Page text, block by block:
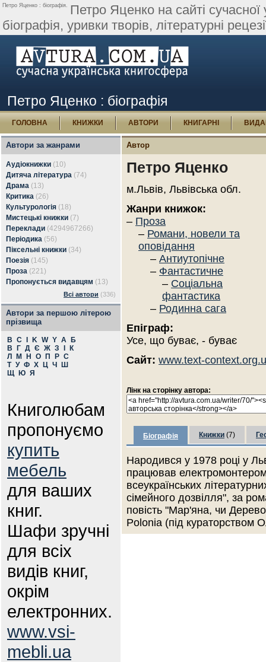
Петро Яценко : біографія. Петро Яценко на сайті сучасної
біографія, уривки творів, літературні
Петро Яценко : біографія
ГОЛОВНА КНИЖКИ АВТОРИ КНИГАРНІ
Автори за жанрами
Аудіокнижки (10)
Дитяча література (74)
Драма (13)
Критика (26)
Культурологія (18)
Мистецькі книжки (7)
Переклади (4294967266)
Періодика (56)
Піксельні книжки (34)
Поезія (145)
Проза (221)
Пропонується видавцям (13)
Всі автори (336)
Автори за першою літерою
прізвища
B C K W Y А
Б
В
Г Д Є Ж З
К
Л
М Н О П Р С
Т У Ф Х Ц Ч
Ш
Щ
Ю Я
Книголюбам
пропонуємо
купить
мебель
для ваших
книг.
Шафи зручні
для всіх
видів книг,
окрім
електронних.
www.vsi-
mebli.ua
Автор
Петро Яценко
м.Львів, Львівська обл.
Жанри книжок:
– Проза
– Романи, новели та
оповідання
– Антиутопічне
– Фантастичне
– Соціальна
фантастика
– Родинна сага
Епіграф:
Усе, що буває, - буває
Сайт: www.text-
Лінк на сторінку автора:
Біографія Книжки (7)
Народився у 1978 році у
працював
всеукраїнських
сімейного дозвілля", за
повість "Мар'яна, чи
Polonia (під кураторством